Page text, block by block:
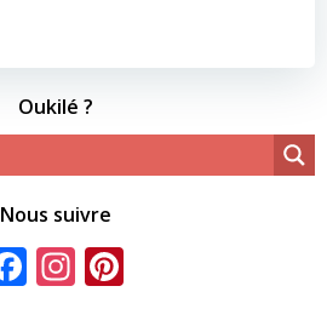
Oukilé ?
Nous suivre
Facebook
Instagram